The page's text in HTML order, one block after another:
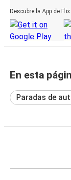
Descubre la App de Flix
En esta
Paradas de